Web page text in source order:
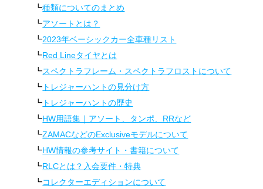
種類についてのまとめ
アソートとは？
2023年ベーシックカー全車種リスト
Red Lineタイヤとは
スペクトラフレーム・スペクトラフロストについて
トレジャーハントの見分け方
トレジャーハントの歴史
HW用語集｜アソート、タンポ、RRなど
ZAMACなどのExclusiveモデルについて
HW情報の参考サイト・書籍について
RLCとは？入会要件・特典
コレクターエディションについて